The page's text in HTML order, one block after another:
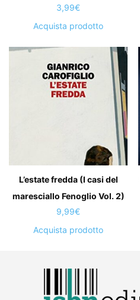
3,99€
Acquista prodotto
L’estate fredda (I casi del
maresciallo Fenoglio Vol. 2)
9,99€
Acquista prodotto